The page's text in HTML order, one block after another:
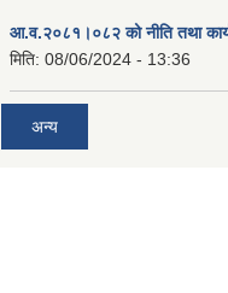
आ.व.२०८१।०८२ को नीति तथा
मिति: 08/06/2024 - 13:36
अन्य